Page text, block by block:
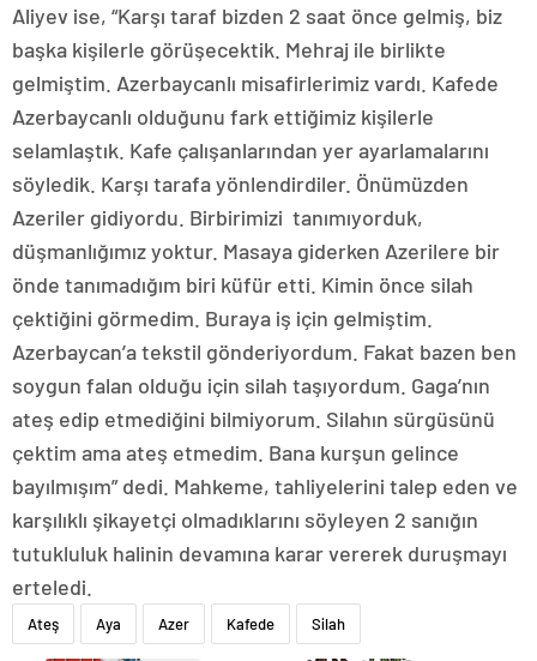
Aliyev ise, “Karşı taraf bizden 2 saat önce gelmiş, biz
başka kişilerle görüşecektik. Mehraj ile birlikte
gelmiştim. Azerbaycanlı misafirlerimiz vardı. Kafede
Azerbaycanlı olduğunu fark ettiğimiz kişilerle
selamlaştık. Kafe çalışanlarından yer ayarlamalarını
söyledik. Karşı tarafa yönlendirdiler. Önümüzden
Azeriler gidiyordu. Birbirimizi tanımıyorduk,
düşmanlığımız yoktur. Masaya giderken Azerilere bir
önde tanımadığım biri küfür etti. Kimin önce silah
çektiğini görmedim. Buraya iş için gelmiştim.
Azerbaycan’a tekstil gönderiyordum. Fakat bazen ben
soygun falan olduğu için silah taşıyordum. Gaga’nın
ateş edip etmediğini bilmiyorum. Silahın sürgüsünü
çektim ama ateş etmedim. Bana kurşun gelince
bayılmışım” dedi. Mahkeme, tahliyelerini talep eden ve
karşılıklı şikayetçi olmadıklarını söyleyen 2 sanığın
tutukluluk halinin devamına karar vererek duruşmayı
erteledi.
Ateş Aya Azer Kafede Silah